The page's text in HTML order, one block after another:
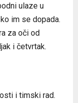
ulaze u
im se dopada.
za oči od
i četvrtak.
i timski rad.